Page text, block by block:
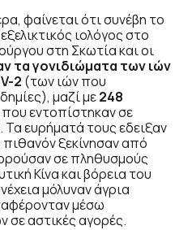
φαίνεται ότι συνέβη το
ιολόγος στο
στη Σκωτία και οι
τα γονιδιώματα των ιών
2 (των ιών που
μαζί με248
που εντοπίστηκαν σε
Τα ευρήματά τους εδειξαν
πιθανόν ξεκίνησαν από
σε πληθυσμούς
Κίνα και βόρεια του
μόλυναν άγρια
μέσω
αστικές αγορές.